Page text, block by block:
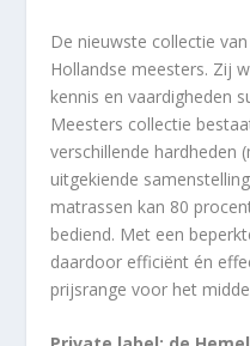
De nieuwste collectie
Hollandse meesters. Zij
kennis en vaardigheden
Meesters collectie
verschillende hardheden
uitgekiende
matrassen kan 80
bediend. Met een
daardoor efficiënt én
prijsrange voor het